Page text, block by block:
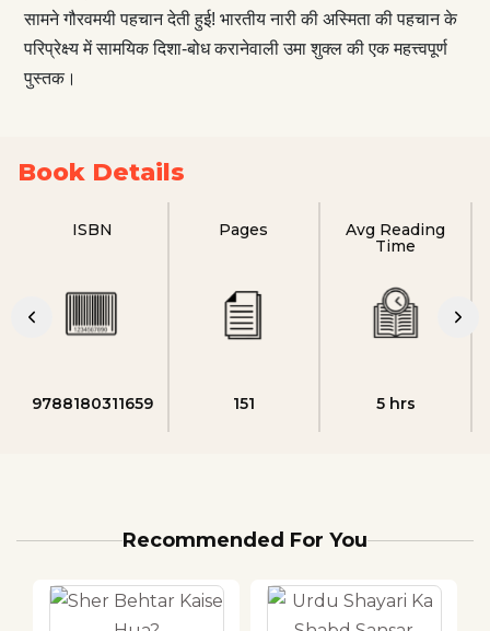
सामने गौरवमयी पहचान देती हुई! भारतीय नारी की अस्मिता की पहचान के
परिप्रेक्ष्य में सामयिक दिशा-बोध करानेवाली उमा शुक्ल की एक महत्त्वपूर्ण
पुस्तक।
Book Details
ISBN
9788180311659
Pages
151
Avg Reading
Time
5 hrs
Recommended For You